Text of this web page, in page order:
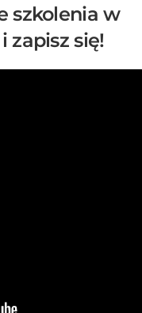
szkolenia w
zapisz się!